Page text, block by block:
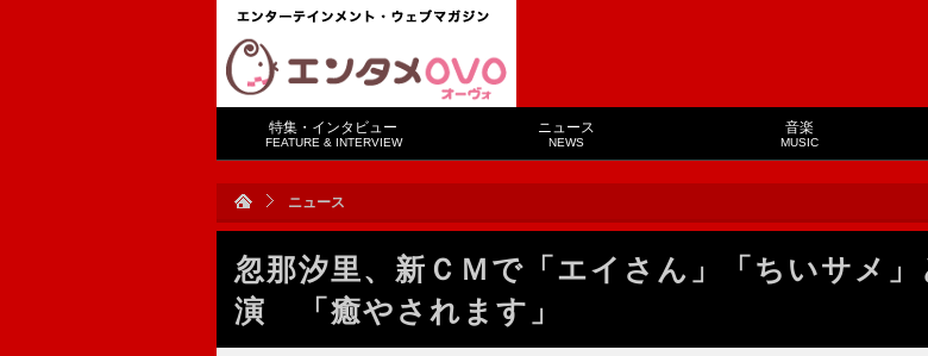
特集・インタビュー
FEATURE & INTERVIEW
ニュース
NEWS
音楽
MUSIC
ニュース
忽那汐里、新ＣＭで「エイさん」「ちいサメ」
演 「癒やされます」